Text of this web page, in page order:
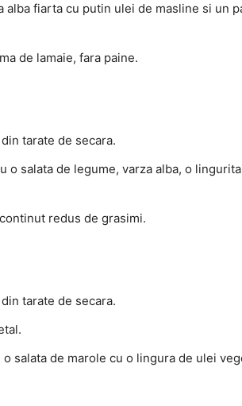
alba fiarta cu putin ulei de masline si un
de lamaie, fara paine.
tarate de secara.
o salata de legume, varza alba, o
redus de grasimi.
tarate de secara.
salata de marole cu o lingura de ulei